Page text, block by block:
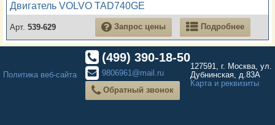
Двигатель VOLVO TAD740GE
Арт. 539-629 Запрос цены Подробнее
Политика веб-сайта
(499) 390-18-50
9806961@mail.ru
Обратный звонок
127591, г. Москва, ул.
Дубнинская, д.83А
Карта и реквизиты